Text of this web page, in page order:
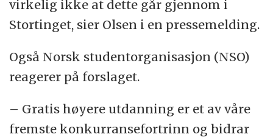
virkelig ikke at dette går gjennom i
Stortinget, sier Olsen i en pressemelding.
Også Norsk studentorganisasjon (NSO)
reagerer på forslaget.
– Gratis høyere utdanning er et av våre
fremste konkurransefortrinn og bidrar